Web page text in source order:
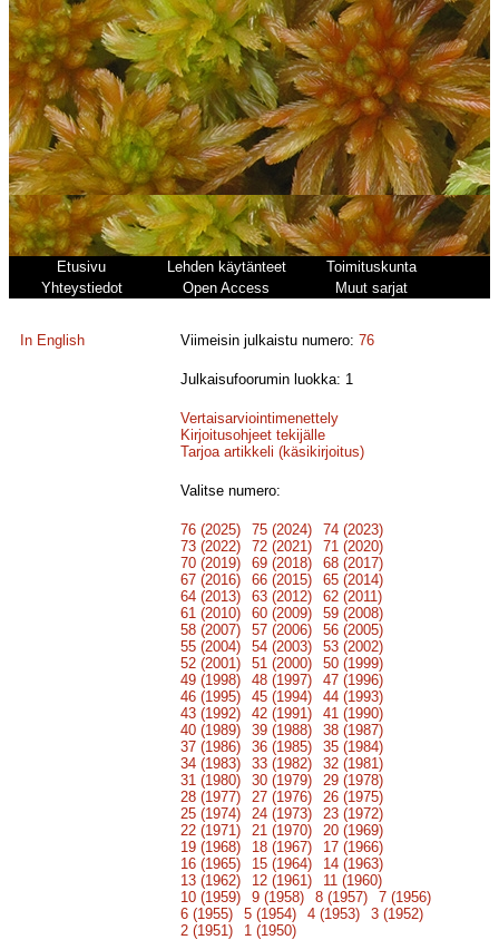
Etusivu Lehden käytänteet
Toimituskunta
Yhteystiedot
Open Access Muut sarjat
In English Viimeisin julkaistu numero:76
Julkaisufoorumin luokka: 1
Vertaisarviointimenettely
Kirjoitusohjeet tekijälle
Tarjoa artikkeli (käsikirjoitus)
Valitse numero:
76 (2025) 75 (2024)
74 (2023)
73 (2022)
72 (2021)
71 (2020)
70 (2019)
69 (2018)
68 (2017)
67 (2016)
66 (2015)
65 (2014)
64 (2013)
63 (2012)
62 (2011)
61 (2010)
60 (2009)
59 (2008)
58 (2007)
57 (2006)
56 (2005)
55 (2004)
54 (2003)
53 (2002)
52 (2001)
51 (2000)
50 (1999)
49 (1998)
48 (1997)
47 (1996)
46 (1995)
45 (1994)
44 (1993)
43 (1992)
42 (1991)
41 (1990)
40 (1989)
39 (1988)
38 (1987)
37 (1986)
36 (1985)
35 (1984)
34 (1983)
33 (1982)
32 (1981)
31 (1980)
30 (1979)
29 (1978)
28 (1977)
27 (1976)
26 (1975)
25 (1974)
24 (1973)
23 (1972)
22 (1971)
21 (1970)
20 (1969)
19 (1968)
18 (1967)
17 (1966)
16 (1965)
15 (1964)
14 (1963)
13 (1962)
12 (1961)
11 (1960)
10 (1959)
9 (1958) 8 (1957)
7 (1956)
6 (1955)
5 (1954) 4 (1953)
3 (1952)
2 (1951)
1 (1950)